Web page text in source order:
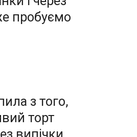
пробуємо
з того,
торт
випічки